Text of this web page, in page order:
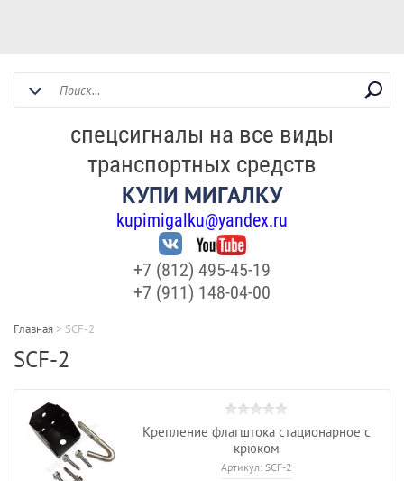
спецсигналы на все виды
транспортных средств
КУПИ МИГАЛКУ
kupimigalku@yandex.ru
+7 (812) 495-45-19
+7 (911) 148-04-00
Главная > SCF-2
SCF-2
Крепление флагштока стационарное с
крюком
Артикул:SCF-2